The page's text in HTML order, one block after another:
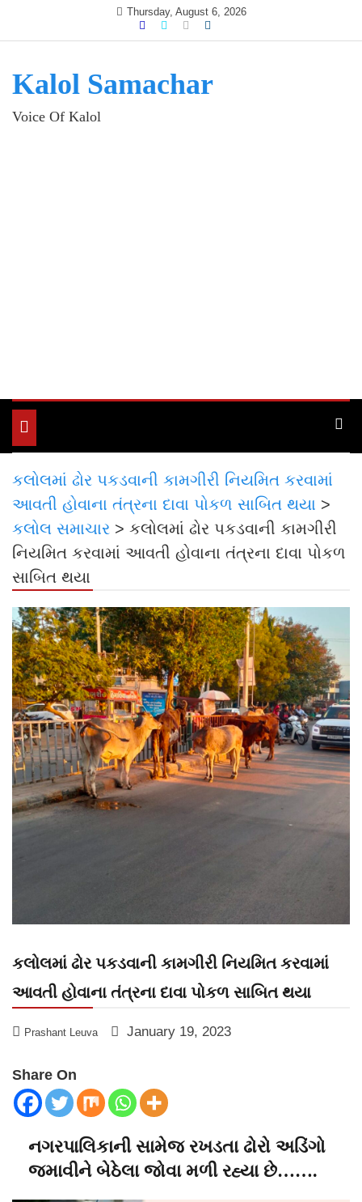
Thursday, August 6, 2026
Kalol Samachar
Voice Of Kalol
Toggle
navigation
કલોલમાં ઢોર પકડવાની કામગીરી નિયમિત કરવામાં
આવતી હોવાના તંત્રના દાવા પોકળ સાબિત થયા >
કલોલ સમાચાર > કલોલમાં ઢોર પકડવાની કામગીરી
નિયમિત કરવામાં આવતી હોવાના તંત્રના દાવા પોકળ
સાબિત થયા
કલોલમાં ઢોર પકડવાની કામગીરી નિયમિત કરવામાં
આવતી હોવાના તંત્રના દાવા પોકળ સાબિત થયા
Prashant Leuva January 19, 2023
Share On
નગરપાલિકાની સામેજ રખડતા ઢોરો અડિંગો
જમાવીને બેઠેલા જોવા મળી રહ્યા છે…….